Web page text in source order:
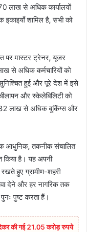
लाख से अधिक कार्यालयों
शामिल है, सभी को
पर मास्टर ट्रेनर, यूजर
से अधिक कर्मचारियों को
सुनिश्चित हुई और पूरे देश में इसे
और स्केलेबिलिटी को
32 लाख से अधिक बुकिंग्स और
आधुनिक, तकनीक संचालित
किया है। यह अपनी
रखते हुए ग्रामीण-शहरी
देने और हर नागरिक तक
पुनः पुष्ट करता हैं।
देकर की गई 21.05 करोड़ रुपये